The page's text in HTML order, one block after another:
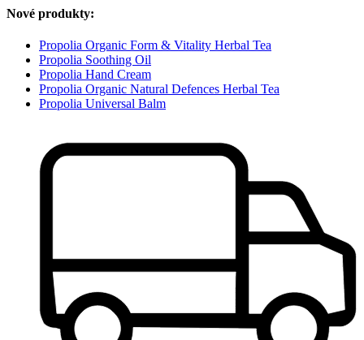
Nové produkty:
Propolia Organic Form & Vitality Herbal Tea
Propolia Soothing Oil
Propolia Hand Cream
Propolia Organic Natural Defences Herbal Tea
Propolia Universal Balm